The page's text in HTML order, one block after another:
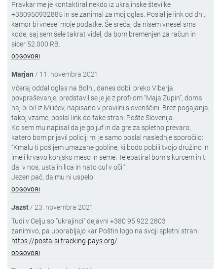
Pravkar me je kontaktiral nekdo iz ukrajinske številke
+380950932885 in se zanimal za moj oglas. Poslal je link od dhl,
kamor bi vnesel moje podatke. Še sreča, da nisem vnesel sms
kode, saj sem šele takrat videl, da bom bremenjen za račun in
sicer 52.000 RB.
ODGOVORI
Marjan / 11. novembra 2021
Včeraj oddal oglas na Bolhi, danes dobil preko Viberja
povpraševanje, predstavil se je je z profilom “Maja Zupin”, doma
naj bi bil iz Milićev, napisano v pravilni slovenščini. Brez pogajanja,
takoj vzame, poslal link do fake strani Pošte Slovenija.
Ko sem mu napisal da je goljuf in da gre za spletno prevaro,
katero bom prijavil policiji mi je samo poslal naslednje sporočilo:
“Kmalu ti pošljem umazane gobline, ki bodo pobili tvojo družino in
imeli krvavo konjsko meso in seme. Telepatiral bom s kurcem in ti
dal v nos, usta in lica in nato cul v oči.”
Jezen pač, da mu ni uspelo.
ODGOVORI
Jazst / 23. novembra 2021
Tudi v Celju so “ukrajinci” dejavni +380 95 922 2803
zanimivo, pa uporabljajo kar Poštin logo na svoji spletni strani
https://posta-si.tracking-pays.org/
ODGOVORI